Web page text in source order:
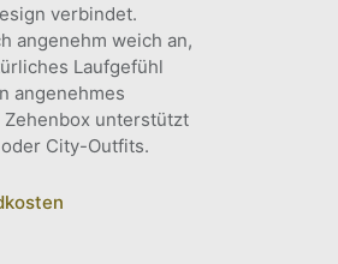
verbindet.
angenehm weich an,
Laufgefühl
angenehmes
Zehenbox unterstützt
City-Outfits.